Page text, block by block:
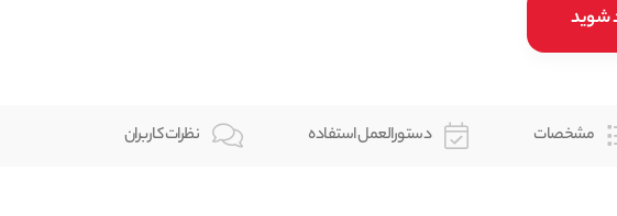
شوید
مشخصات دستورالعمل استفاده نظرات کاربران